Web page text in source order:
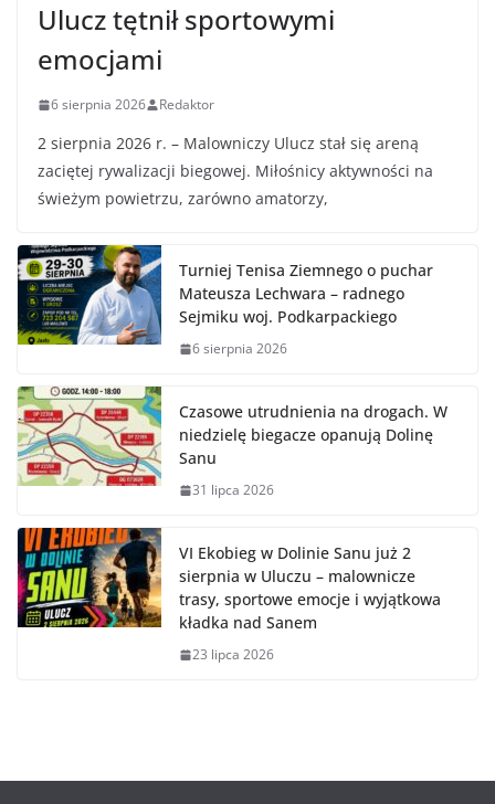
Ulucz tętnił sportowymi
emocjami
6 sierpnia 2026 Redaktor
2 sierpnia 2026 r. – Malowniczy Ulucz stał się areną
zaciętej rywalizacji biegowej. Miłośnicy aktywności na
świeżym powietrzu, zarówno amatorzy,
Turniej Tenisa Ziemnego o puchar
Mateusza Lechwara – radnego
Sejmiku woj. Podkarpackiego
6 sierpnia 2026
Czasowe utrudnienia na drogach. W
niedzielę biegacze opanują Dolinę
Sanu
31 lipca 2026
VI Ekobieg w Dolinie Sanu już 2
sierpnia w Uluczu – malownicze
trasy, sportowe emocje i wyjątkowa
kładka nad Sanem
23 lipca 2026